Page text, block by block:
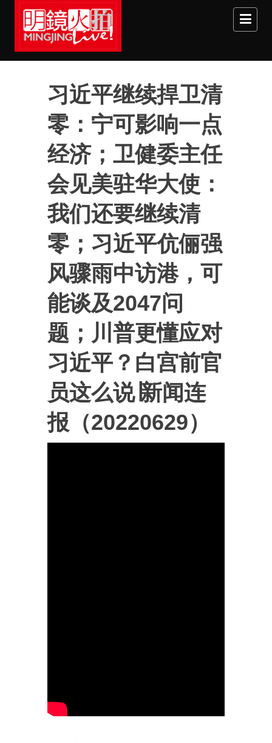
Skip to main content
习近平继续捍卫清
零：宁可影响一点
经济；卫健委主任
会见美驻华大使：
我们还要继续清
零；习近平伉俪强
风骤雨中访港，可
能谈及2047问
题；川普更懂应对
习近平？白宫前官
员这么说∣新闻连
报（20220629）